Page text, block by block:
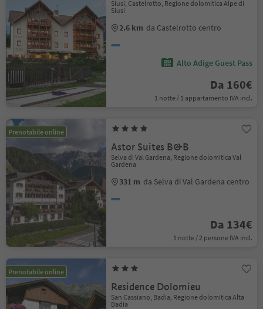
Siusi, Castelrotto, Regione dolomitica Alpe di
Siusi
2.6 km da Castelrotto centro
Alto Adige Guest Pass
Da 160€
1 notte / 1 appartamento IVA incl.
Prenotabile online
Astor Suites B&B
Selva di Val Gardena, Regione dolomitica Val
Gardena
331 m da Selva di Val Gardena centro
Da 134€
1 notte / 2 persone IVA incl.
Prenotabile online
Residence Dolomieu
San Cassiano, Badia, Regione dolomitica Alta
Badia